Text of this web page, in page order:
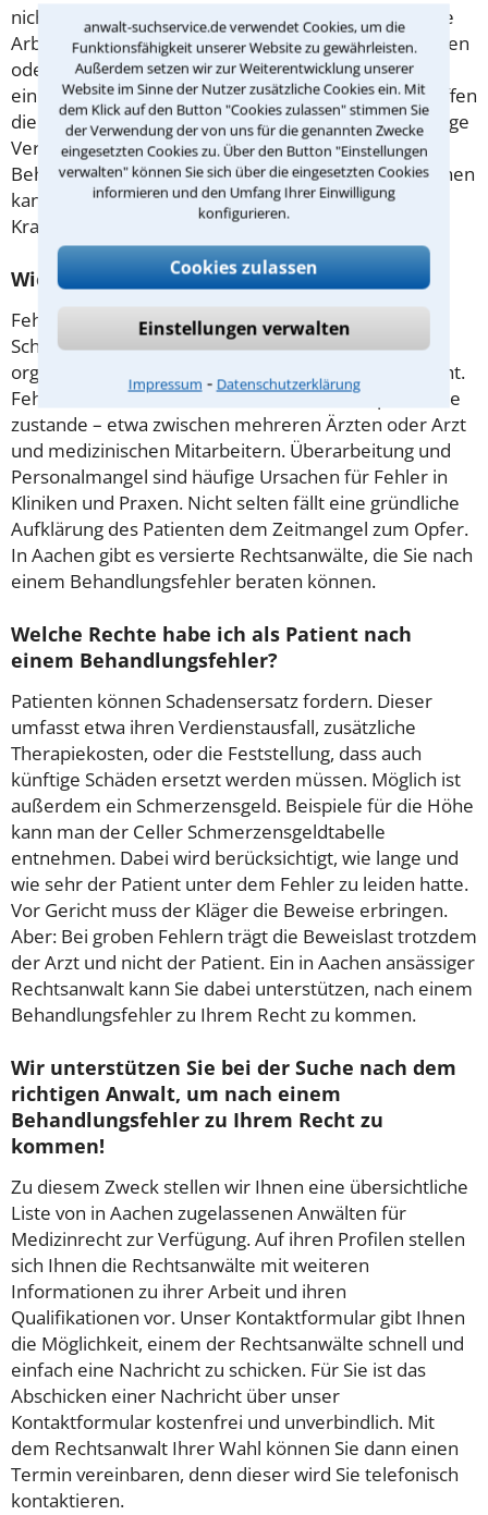
anwalt-suchservice.de verwendet Cookies, um die
Funktionsfähigkeit unserer Website zu gewährleisten.
Außerdem setzen wir zur Weiterentwicklung unserer
Website im Sinne der Nutzer zusätzliche Cookies ein. Mit
dem Klick auf den Button "Cookies zulassen" stimmen Sie
der Verwendung der von uns für die genannten Zwecke
eingesetzten Cookies zu. Über den Button "Einstellungen
verwalten" können Sie sich über die eingesetzten Cookies
informieren und den Umfang Ihrer Einwilligung
konfigurieren.
Cookies zulassen
Einstellungen verwalten
Impressum ⁃ Datenschutzerklärung
nicht entspricht. Wird ein Patient geschädigt, weil die
Arbeitsabläufe in Praxis oder Klinik nicht funktionieren
oder die Hygiene nicht stimmt, handelt es sich um
einen Organisationsfehler. Aufklärungsfehler betreffen
die Risiken einer Behandlung oder OP und das richtige
Verhalten danach. Ein in Sachen medizinische
Behandlungsfehler erfahrener Rechtsanwalt in Aachen
kann prüfen, ob Sie Ansprüche gegen Arzt oder
Krankenhaus haben.
Wie kommt es zu Behandlungsfehlern?
Fehler gelten oft als Tabu. Passieren sie, ist es die
Schuld einer Person – über Gründe oder
organisatorische Änderungen wird nicht nachgedacht.
Fehler kommen oft durch Kommunikationsprobleme
zustande – etwa zwischen mehreren Ärzten oder Arzt
und medizinischen Mitarbeitern. Überarbeitung und
Personalmangel sind häufige Ursachen für Fehler in
Kliniken und Praxen. Nicht selten fällt eine gründliche
Aufklärung des Patienten dem Zeitmangel zum Opfer.
In Aachen gibt es versierte Rechtsanwälte, die Sie nach
einem Behandlungsfehler beraten können.
Welche Rechte habe ich als Patient nach
einem Behandlungsfehler?
Patienten können Schadensersatz fordern. Dieser
umfasst etwa ihren Verdienstausfall, zusätzliche
Therapiekosten, oder die Feststellung, dass auch
künftige Schäden ersetzt werden müssen. Möglich ist
außerdem ein Schmerzensgeld. Beispiele für die Höhe
kann man der Celler Schmerzensgeldtabelle
entnehmen. Dabei wird berücksichtigt, wie lange und
wie sehr der Patient unter dem Fehler zu leiden hatte.
Vor Gericht muss der Kläger die Beweise erbringen.
Aber: Bei groben Fehlern trägt die Beweislast trotzdem
der Arzt und nicht der Patient. Ein in Aachen ansässiger
Rechtsanwalt kann Sie dabei unterstützen, nach einem
Behandlungsfehler zu Ihrem Recht zu kommen.
Wir unterstützen Sie bei der Suche nach dem
richtigen Anwalt, um nach einem
Behandlungsfehler zu Ihrem Recht zu
kommen!
Zu diesem Zweck stellen wir Ihnen eine übersichtliche
Liste von in Aachen zugelassenen Anwälten für
Medizinrecht zur Verfügung. Auf ihren Profilen stellen
sich Ihnen die Rechtsanwälte mit weiteren
Informationen zu ihrer Arbeit und ihren
Qualifikationen vor. Unser Kontaktformular gibt Ihnen
die Möglichkeit, einem der Rechtsanwälte schnell und
einfach eine Nachricht zu schicken. Für Sie ist das
Abschicken einer Nachricht über unser
Kontaktformular kostenfrei und unverbindlich. Mit
dem Rechtsanwalt Ihrer Wahl können Sie dann einen
Termin vereinbaren, denn dieser wird Sie telefonisch
kontaktieren.